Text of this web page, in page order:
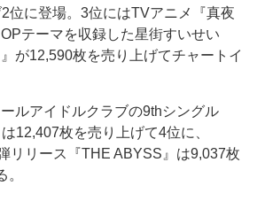
位に登場。3位にはTVアニメ『真夜
テーマを収録した星街すいせい
が12,590枚を売り上げてチャートイ
ルアイドルクラブの9thシングル
12,407枚を売り上げて4位に、
リリース『THE ABYSS』は9,037枚